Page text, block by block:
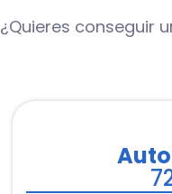
¿Quieres conseguir